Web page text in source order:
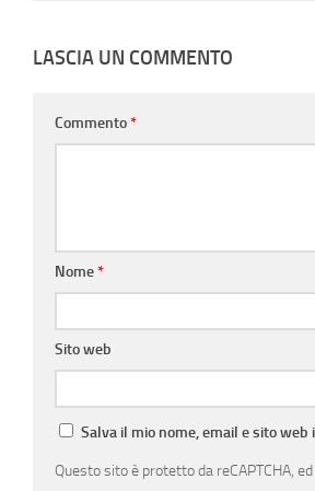
LASCIA UN COMMENTO
Commento*
Nome*
Sito web
Salva il mio nome, email e sito
Questo sito è protetto da reCAPTCHA,